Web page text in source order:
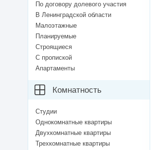
По договору долевого участия
В Ленинградской области
Малоэтажные
Планируемые
Строящиеся
С пропиской
Апартаменты
Комнатность
Студии
Однокомнатные квартиры
Двухкомнатные квартиры
Трехкомнатные квартиры